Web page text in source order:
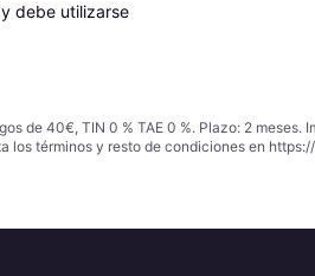
debe utilizarse
de 40€, TIN 0 % TAE 0 %. Plazo: 2
los términos y resto de condiciones en